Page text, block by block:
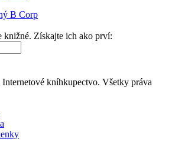
B Corp
knižné. Získajte ich ako prví:
kníhkupectvo. Všetky práva